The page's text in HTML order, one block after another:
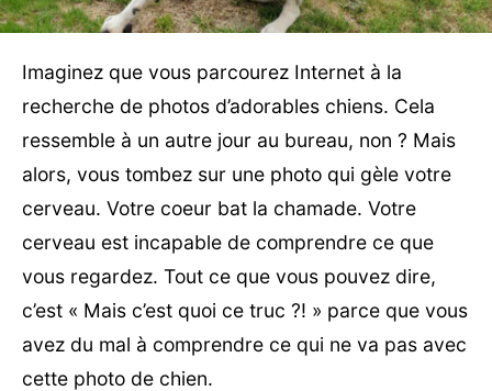
Imaginez que vous parcourez Internet à la
recherche de photos d’adorables chiens. Cela
ressemble à un autre jour au bureau, non ? Mais
alors, vous tombez sur une photo qui gèle votre
cerveau. Votre coeur bat la chamade. Votre
cerveau est incapable de comprendre ce que
vous regardez. Tout ce que vous pouvez dire,
c’est « Mais c’est quoi ce truc ?! » parce que vous
avez du mal à comprendre ce qui ne va pas avec
cette photo de chien.